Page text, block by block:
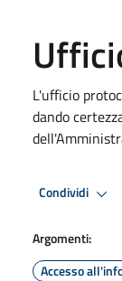
L'ufficio
dando
Condividi
Argomenti:
Accesso